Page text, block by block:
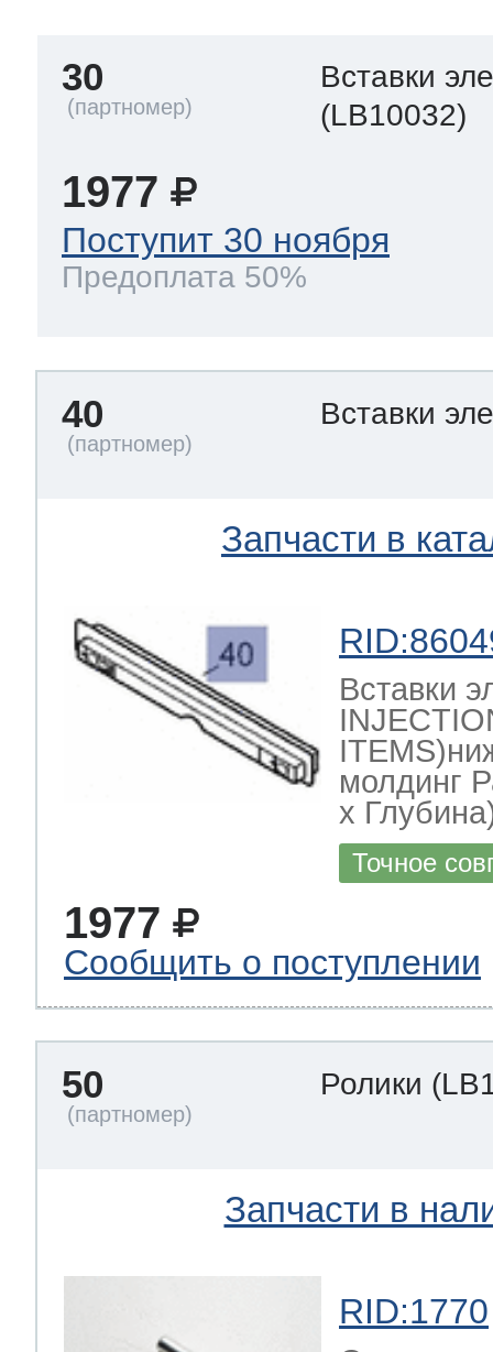
30
Вставки
(LB10032)
1977
Поступит 30 ноября
Предоплата 50%
40 Вставки
Запчасти в
Вставки
молдинг
х
Точное
1977
Сообщить о поступлении
50 Ролики
Запчасти в
RID:1770